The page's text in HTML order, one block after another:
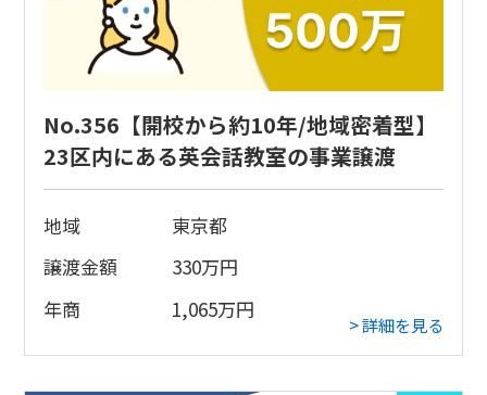
No.356【開校から約10年/地域密着型】
23区内にある英会話教室の事業譲渡
地域
東京都
譲渡金額
330万円
年商
1,065万円
> 詳細を見る